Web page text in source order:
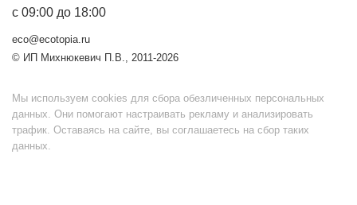
с 09:00 до 18:00
eco@ecotopia.ru
© ИП Михнюкевич П.В., 2011-2026
Мы используем cookies для сбора обезличенных персональных
данных. Они помогают настраивать рекламу и анализировать
трафик. Оставаясь на сайте, вы соглашаетесь на сбор таких
данных.